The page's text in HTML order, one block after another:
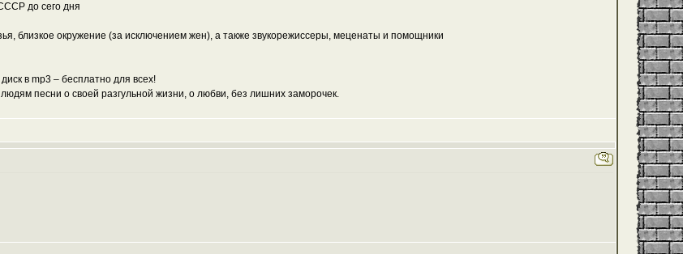
до сего дня
близкое окружение (за исключением жен), а также звукорежиссеры, меценаты и помощники
в mp3 – бесплатно для всех!
песни о своей разгульной жизни, о любви, без лишних заморочек.